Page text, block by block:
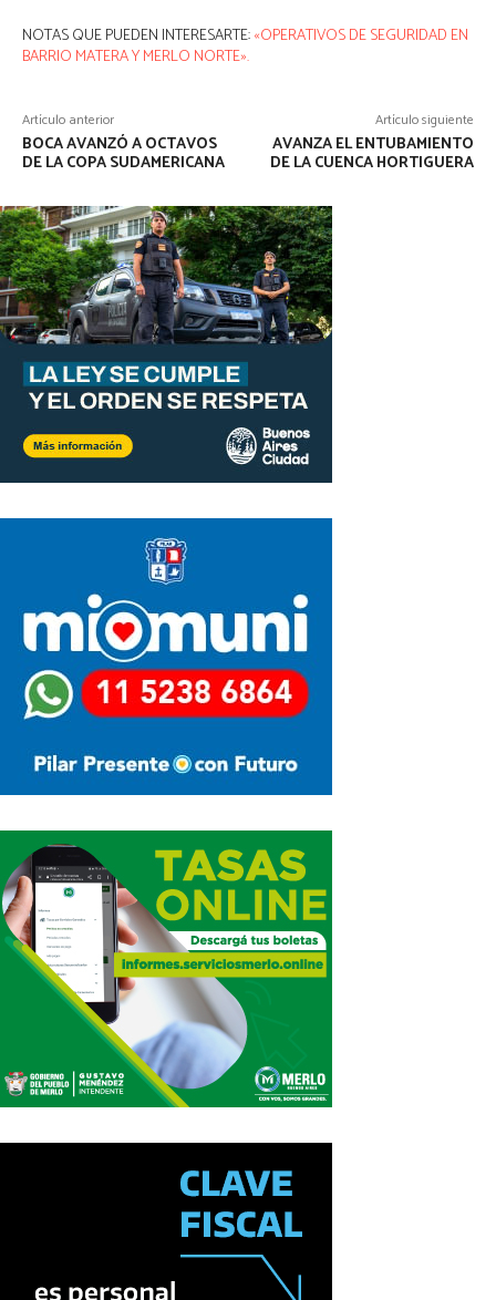
NOTAS QUE PUEDEN INTERESARTE:«OPERATIVOS DE SEGURIDAD EN
BARRIO MATERA Y MERLO NORTE».
Artículo anterior
BOCA AVANZÓ A OCTAVOS
DE LA COPA SUDAMERICANA
Artículo siguiente
AVANZA EL ENTUBAMIENTO
DE LA CUENCA HORTIGUERA